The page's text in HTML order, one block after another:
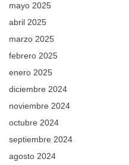
mayo 2025
abril 2025
marzo 2025
febrero 2025
enero 2025
diciembre 2024
noviembre 2024
octubre 2024
septiembre 2024
agosto 2024